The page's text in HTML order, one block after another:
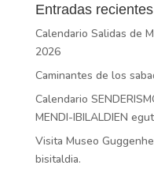
Entradas recientes
Calendario Salidas de
2026
Caminantes de los
Calendario
MENDI-IBILALDIEN
Visita Museo
bisitaldia.